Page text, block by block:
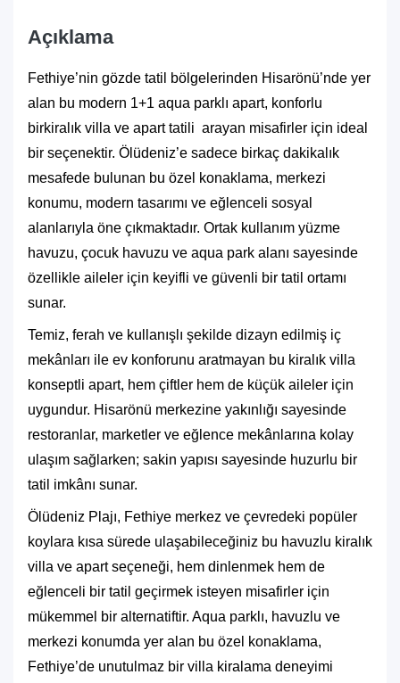
Açıklama
Fethiye’nin gözde tatil bölgelerinden Hisarönü’nde yer
alan bu modern 1+1 aqua parklı apart, konforlu
birkiralık villa ve apart tatili arayan misafirler için ideal
bir seçenektir. Ölüdeniz’e sadece birkaç dakikalık
mesafede bulunan bu özel konaklama, merkezi
konumu, modern tasarımı ve eğlenceli sosyal
alanlarıyla öne çıkmaktadır. Ortak kullanım yüzme
havuzu, çocuk havuzu ve aqua park alanı sayesinde
özellikle aileler için keyifli ve güvenli bir tatil ortamı
sunar.
Temiz, ferah ve kullanışlı şekilde dizayn edilmiş iç
mekânları ile ev konforunu aratmayan bu kiralık villa
konseptli apart, hem çiftler hem de küçük aileler için
uygundur. Hisarönü merkezine yakınlığı sayesinde
restoranlar, marketler ve eğlence mekânlarına kolay
ulaşım sağlarken; sakin yapısı sayesinde huzurlu bir
tatil imkânı sunar.
Ölüdeniz Plajı, Fethiye merkez ve çevredeki popüler
koylara kısa sürede ulaşabileceğiniz bu havuzlu kiralık
villa ve apart seçeneği, hem dinlenmek hem de
eğlenceli bir tatil geçirmek isteyen misafirler için
mükemmel bir alternatiftir. Aqua parklı, havuzlu ve
merkezi konumda yer alan bu özel konaklama,
Fethiye’de unutulmaz bir villa kiralama deneyimi